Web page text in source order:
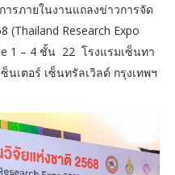
ารภายในงานแถลงข่าวการจัด
(Thailand Research Expo
1 – 4 ชั้น 22 โรงแรมเซ็นทา
เตอร์ เซ็นทรัลเวิลด์ กรุงเทพฯ